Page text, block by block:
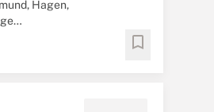
Hagen,
bookmark